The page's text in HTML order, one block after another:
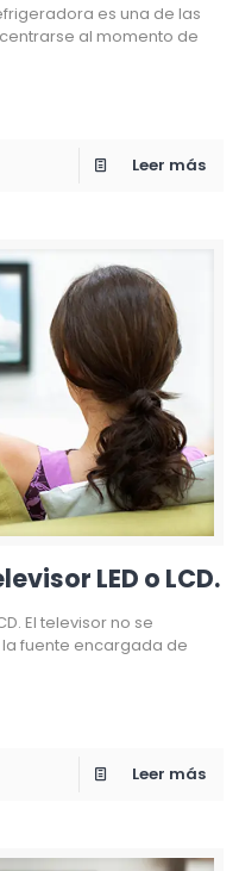
es una de las
al momento de
Leer más
LED o LCD.
El televisor no se
fuente encargada de
Leer más